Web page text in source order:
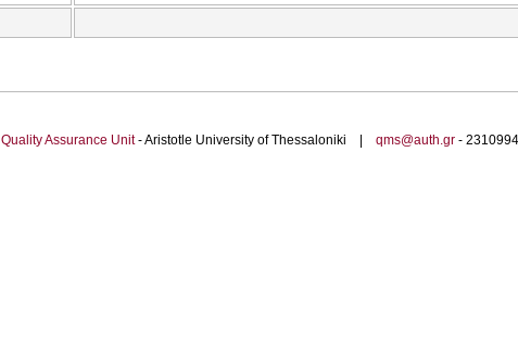
Quality Assurance Unit- Aristotle University of Thessaloniki | qms@auth.gr-